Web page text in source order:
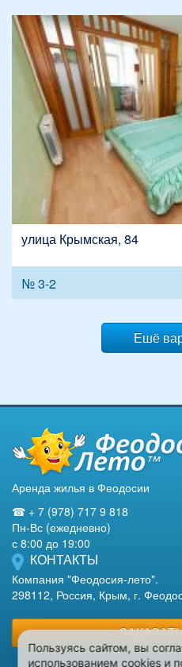
улица Крымская, 84
№ 3-2
Ешё
Аренда жилья в Феодосии
☎ + 7 (978) 717 9 818
Пн-Вс (ежедневно)
с 8:00 до 19:00
КОНТАКТЫ
Компания "Феодосия-лето".
298112, Россия, Крым, г.
Пользуясь сайтом, вы
использованием cookies и